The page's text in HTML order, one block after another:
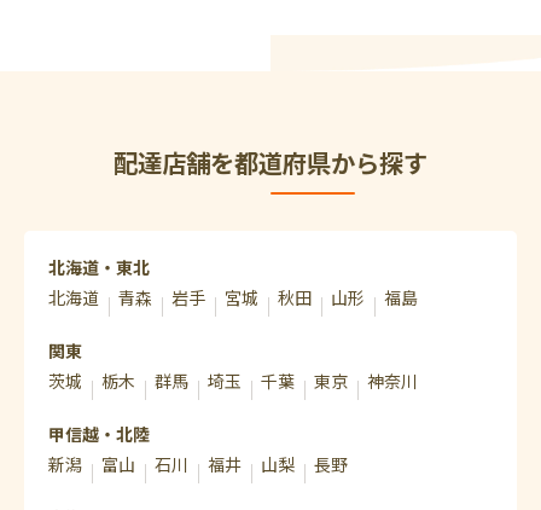
配達店舗を都道府県から探す
北海道・東北
北海道
青森 岩手 宮城 秋田 山形 福島
関東
茨城
栃木 群馬 埼玉 千葉 東京 神奈川
甲信越・北陸
新潟
富山 石川 福井 山梨 長野